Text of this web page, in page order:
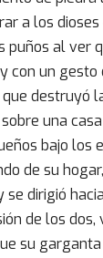
a los
puños al ver
con un gesto
destruyó
una
bajo los
de su
se dirigió
de los dos,
su